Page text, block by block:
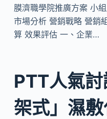
膜濟職學院推廣方案 小
市場分析 營銷戰略 營銷
算 效果評估 一、企業…
PTT人氣
架式」濕